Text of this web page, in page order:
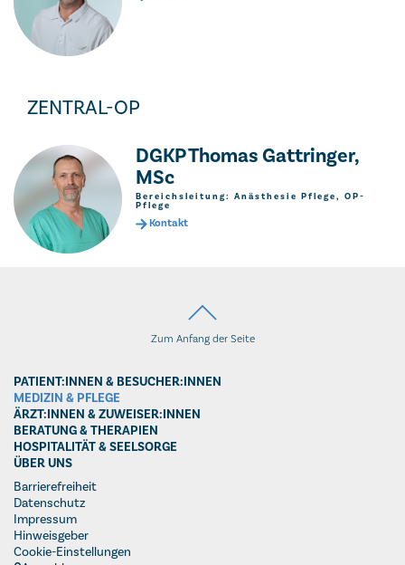
ZENTRAL-OP
DGKP Thomas Gattringer,
MSc
Bereichsleitung: Anästhesie Pflege, OP-
Pflege
Kontakt
Zum Anfang der Seite
PATIENT:INNEN & BESUCHER:INNEN
MEDIZIN & PFLEGE
ÄRZT:INNEN & ZUWEISER:INNEN
BERATUNG & THERAPIEN
HOSPITALITÄT & SEELSORGE
ÜBER UNS
Barrierefreiheit
Datenschutz
Impressum
Hinweisgeber
Cookie-Einstellungen